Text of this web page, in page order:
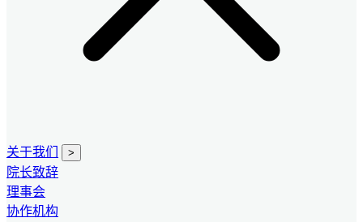
关于我们 >
院长致辞
理事会
协作机构